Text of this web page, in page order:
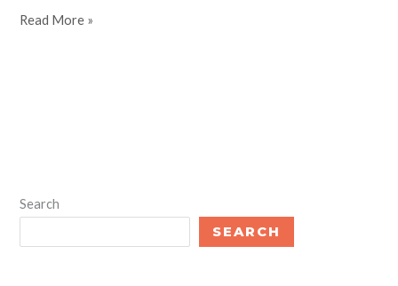
Read More »
Search
SEARCH